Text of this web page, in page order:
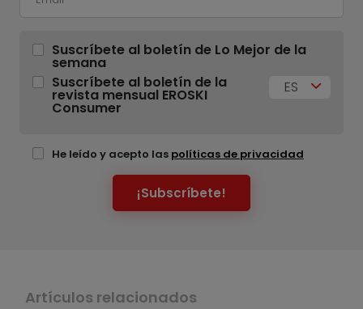
Suscríbete al boletín de Lo Mejor de la
semana
Suscríbete al boletín de la
revista mensual EROSKI
Consumer
ES
He leído y acepto las políticas de privacidad
¡Subscríbete!
Artículos relacionados